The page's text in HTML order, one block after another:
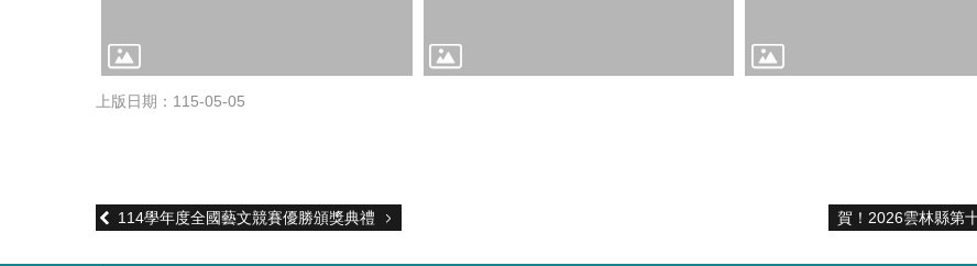
上版日期：115-05-05
114學年度全國藝文競賽優勝頒獎典禮 賀！2026雲林縣第